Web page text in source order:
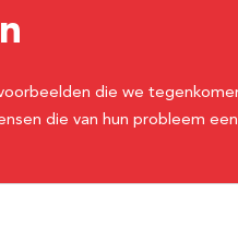
die we
die van hun probleem een